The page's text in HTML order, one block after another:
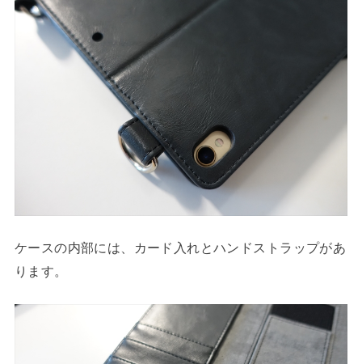
ケースの内部には、カード入れとハンドストラップがあ
ります。